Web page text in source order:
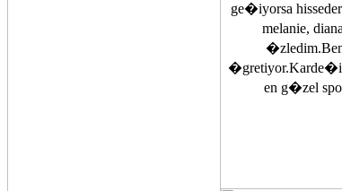
ge�iyorsa
melanie,
en g�zel